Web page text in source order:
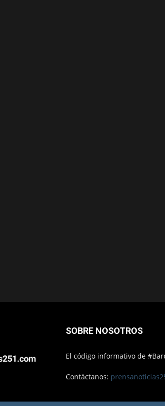
SOBRE NOSOTROS
El código informativo de
Contáctanos: